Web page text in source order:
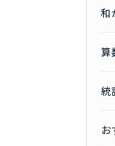
和
算
統
お